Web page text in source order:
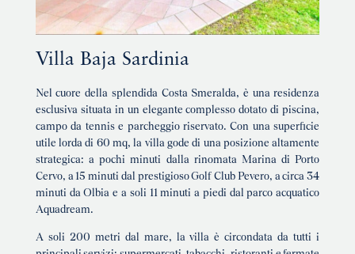
Villa Baja Sardinia
Nel cuore della splendida Costa Smeralda, è una residenza
esclusiva situata in un elegante complesso dotato di piscina,
campo da tennis e parcheggio riservato. Con una superficie
utile lorda di 60 mq, la villa gode di una posizione altamente
strategica: a pochi minuti dalla rinomata Marina di Porto
Cervo, a 15 minuti dal prestigioso Golf Club Pevero, a circa 34
minuti da Olbia e a soli 11 minuti a piedi dal parco acquatico
Aquadream.
A soli 200 metri dal mare, la villa è circondata da tutti i